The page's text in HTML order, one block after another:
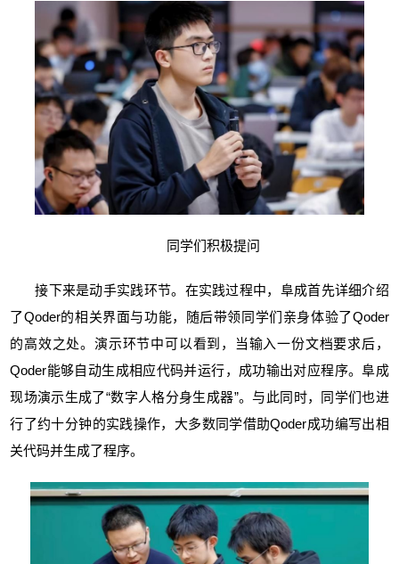
同学们积极提问
接下来是动手实践环节。在实践过程中，阜成首先详细介绍
了Qoder的相关界面与功能，随后带领同学们亲身体验了Qoder
的高效之处。演示环节中可以看到，当输入一份文档要求后，
Qoder能够自动生成相应代码并运行，成功输出对应程序。阜成
现场演示生成了“数字人格分身生成器”。与此同时，同学们也进
行了约十分钟的实践操作，大多数同学借助Qoder成功编写出相
关代码并生成了程序。